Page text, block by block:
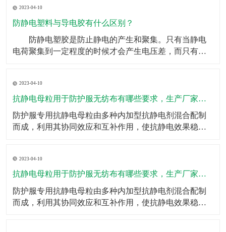
重任。如果头梳不具备防静电效果，金毛狮王就是你的
代名词了，但是有了防静电塑料丝，这些烦恼统统迎刃
2023-04-10
防静电塑料与导电胶有什么区别？
​ 防静电塑胶是防止静电的产生和聚集。只有当静电
电荷聚集到一定程度的时候才会产生电压差，而只有在
产生静电的物体连接到地面，将产生的电荷直接传输出
去，不会产生电荷的聚集。 而导电只是一种物体属
性的概述，
2023-04-10
抗静电母粒用于防护服无纺布有哪些要求，生产厂家有哪些？
​防护服专用抗静电母粒由多种内加型抗静电剂混合配制
而成，利用其协同效应和互补作用，使抗静电效果稳
好；三、不影响制品的加工成型和颜色、不降低制品的
力学性能；四、耐化学性好、无毒；五、调节添加量即
可调节抗静电
2023-04-10
抗静电母粒用于防护服无纺布有哪些要求，生产厂家有哪些？
​防护服专用抗静电母粒由多种内加型抗静电剂混合配制
而成，利用其协同效应和互补作用，使抗静电效果稳